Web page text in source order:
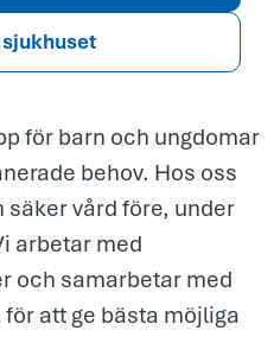
för barn och ungdomar
behov. Hos oss
säker vård före, under
arbetar med
och samarbetar med
att ge bästa möjliga